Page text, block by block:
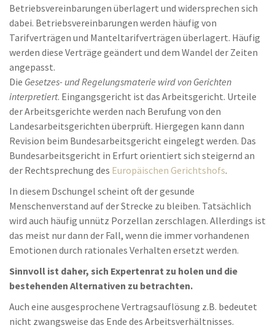
Betriebsvereinbarungen überlagert und widersprechen sich
dabei. Betriebsvereinbarungen werden häufig von
Tarifverträgen und Manteltarifverträgen überlagert. Häufig
werden diese Verträge geändert und dem Wandel der Zeiten
angepasst.
Die Gesetzes- und Regelungsmaterie wird von Gerichten
interpretiert. Eingangsgericht ist das Arbeitsgericht. Urteile
der Arbeitsgerichte werden nach Berufung von den
Landesarbeitsgerichten überprüft. Hiergegen kann dann
Revision beim Bundesarbeitsgericht eingelegt werden. Das
Bundesarbeitsgericht in Erfurt orientiert sich steigernd an
der Rechtsprechung des Europäischen Gerichtshofs.
In diesem Dschungel scheint oft der gesunde
Menschenverstand auf der Strecke zu bleiben. Tatsächlich
wird auch häufig unnütz Porzellan zerschlagen. Allerdings ist
das meist nur dann der Fall, wenn die immer vorhandenen
Emotionen durch rationales Verhalten ersetzt werden.
Sinnvoll ist daher, sich Expertenrat zu holen und die
bestehenden Alternativen zu betrachten.
Auch eine ausgesprochene Vertragsauflösung z.B. bedeutet
nicht zwangsweise das Ende des Arbeitsverhältnisses.